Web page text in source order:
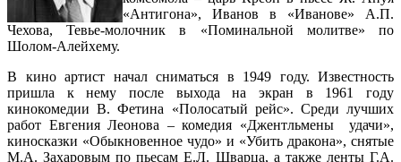
«Антигона», Иванов в «Иванове» А.П.
Чехова, Тевье-молочник в «Поминальной молитве» по
Шолом-Алейхему.
В кино артист начал сниматься в 1949 году. Известность
пришла к нему после выхода на экран в 1961 году
кинокомедии В. Фетина «Полосатый рейс». Среди лучших
работ Евгения Леонова – комедия «Джентльмены удачи»,
киносказки «Обыкновенное чудо» и «Убить дракона», снятые
М.А. Захаровым по пьесам Е.Л. Шварца, а также ленты Г.А.